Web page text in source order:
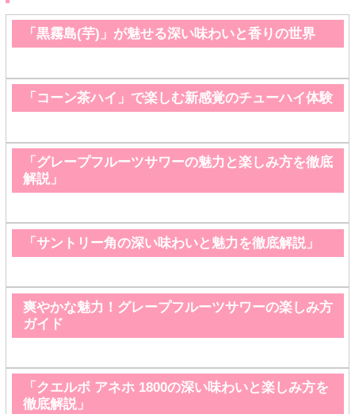
「黒霧島(芋)」が魅せる深い味わいと香りの世界
「コーン茶ハイ」で楽しむ新感覚のチューハイ体験
「グレープフルーツサワーの魅力と楽しみ方を徹底
解説」
「サントリー角の深い味わいと魅力を徹底解説」
爽やかな魅力！グレープフルーツサワーの楽しみ方
ガイド
「クエルボ アネホ 1800の深い味わいと楽しみ方を
徹底解説」